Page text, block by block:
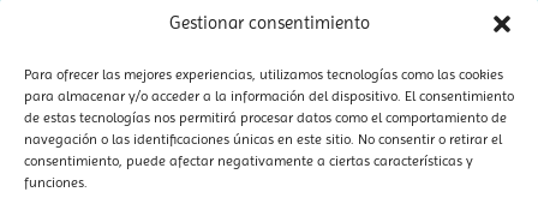
Gestionar consentimiento
Para ofrecer las mejores experiencias, utilizamos tecnologías como las cookies
para almacenar y/o acceder a la información del dispositivo. El consentimiento
de estas tecnologías nos permitirá procesar datos como el comportamiento de
navegación o las identificaciones únicas en este sitio. No consentir o retirar el
consentimiento, puede afectar negativamente a ciertas características y
funciones.